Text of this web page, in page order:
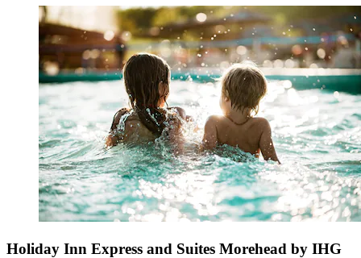
Holiday Inn Express and Suites Morehead by IHG